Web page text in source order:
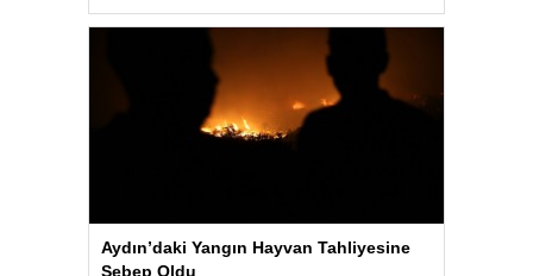
Aydın’daki Yangın Hayvan Tahliyesine
Sebep Oldu